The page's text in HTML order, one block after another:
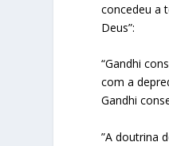
concedeu a
Deus”:
“Gandhi
com a
Gandhi
”A doutrina